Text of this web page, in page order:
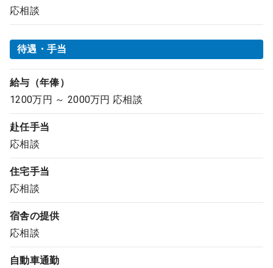
応相談
待遇・手当
給与（年俸）
1200万円 ～ 2000万円 応相談
赴任手当
応相談
住宅手当
応相談
宿舎の提供
応相談
自動車通勤